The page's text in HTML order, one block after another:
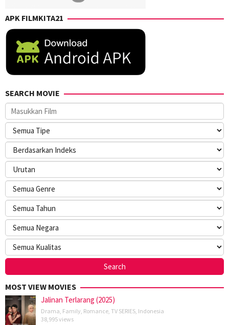
APK FILMKITA21
SEARCH MOVIE
MOST VIEW MOVIES
Jalinan Terlarang (2025)
Drama Family Romance TV SERIES Indonesia
38,995 views